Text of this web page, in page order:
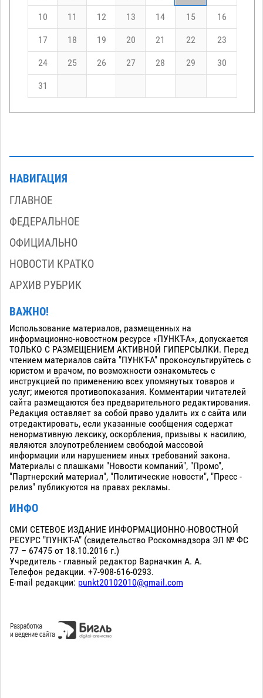
10 11 12 13 14 15 16
17 18 19 20 21 22 23
24 25 26 27 28 29 30
31
НАВИГАЦИЯ
ГЛАВНОЕ
ФЕДЕРАЛЬНОЕ
ОФИЦИАЛЬНО
НОВОСТИ КРАТКО
АРХИВ РУБРИК
ВАЖНО!
Использование материалов, размещенных на
информационно-новостном ресурсе «ПУНКТ-А», допускается
ТОЛЬКО С РАЗМЕЩЕНИЕМ АКТИВНОЙ ГИПЕРСЫЛКИ. Перед
чтением материалов сайта "ПУНКТ-А" проконсультируйтесь с
юристом и врачом, по возможности ознакомьтесь с
инструкцией по применению всех упомянутых товаров и
услуг; имеются противопоказания. Комментарии читателей
сайта размещаются без предварительного редактирования.
Редакция оставляет за собой право удалить их с сайта или
отредактировать, если указанные сообщения содержат
ненормативную лексику, оскорбления, призывы к насилию,
являются злоупотреблением свободой массовой
информации или нарушением иных требований закона.
Материалы с плашками "Новости компаний", "Промо",
"Партнерский материал", "Политические новости", "Пресс -
релиз" публикуются на правах рекламы.
ИНФО
СМИ СЕТЕВОЕ ИЗДАНИЕ ИНФОРМАЦИОННО-НОВОСТНОЙ
РЕСУРС "ПУНКТ-А" (свидетельство Роскомнадзора ЭЛ № ФС
77 – 67475 от 18.10.2016 г.)
Учредитель - главный редактор Варначкин А. А.
Телефон редакции. +7-908-616-0293.
E-mail редакции: punkt20102010@gmail.com